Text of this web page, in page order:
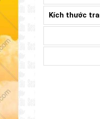
Kích thước